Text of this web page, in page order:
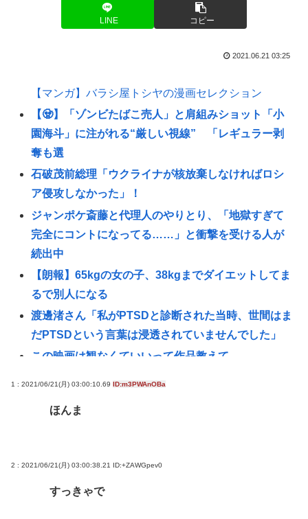
LINE コピー
2021.06.21 03:25
【マンガ】バラシ屋トシヤの漫画セレクション
【🧟】「ゾンビたばこ売人」と肩組みショット「小
園海斗」に注がれる“厳しい視線” 「レギュラー剥
奪も選
石破茂前総理「ウクライナが核放棄しなければロシ
ア侵攻しなかった」！
ジャンポケ斎藤と代理人のやりとり、「地獄すぎて
完全にコントになってる……」と衝撃を受ける人が
続出中
【朗報】65kgの女の子、38kgまでダイエットしてま
るで別人になる
渡邊渚さん「私がPTSDと診断された当時、世間はま
だPTSDという言葉は浸透されていませんでした」
この映画は観なくていいって作品教えて
代、こういうチャラい外見の男が街に溢れかえって
1 : 2021/06/21(月) 03:00:10.69 ID:m3PWAnOBa
ほんま
2 : 2021/06/21(月) 03:00:38.21 ID:+ZAWGpev0
すっきゃで